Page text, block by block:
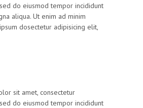
do eiusmod tempor incididunt
aliqua. Ut enim ad minim
dosectetur adipisicing elit,
sit amet, consectetur
do eiusmod tempor incididunt